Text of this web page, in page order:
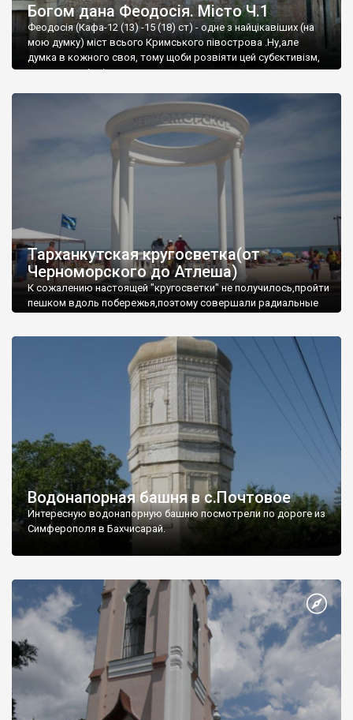
Богом дана Феодосія. Місто Ч.1
Феодосія (Кафа-12 (13) -15 (18) ст) - одне з найцікавіших (на
мою думку) міст всього Кримського півострова .Ну,але
думка в кожного своя, тому щоби розвіяти цей субєктивізм,
запрошую відвідати це
Тарханкутская кругосветка(от
Черноморского до Атлеша)
К сожалению настоящей "кругосветки" не получилось,пройти
пешком вдоль побережья,поэтому совершали радиальные
Водонапорная башня в с.Почтовое
Интересную водонапорную башню посмотрели по дороге из
Симферополя в Бахчисарай.